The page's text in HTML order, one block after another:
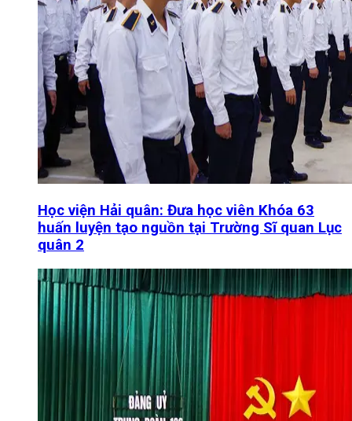
Học viện Hải quân: Đưa học viên Khóa 63
huấn luyện tạo nguồn tại Trường Sĩ quan Lục
quân 2